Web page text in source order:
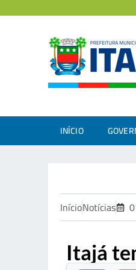
INÍCIO
InícioNotícias
Itajá